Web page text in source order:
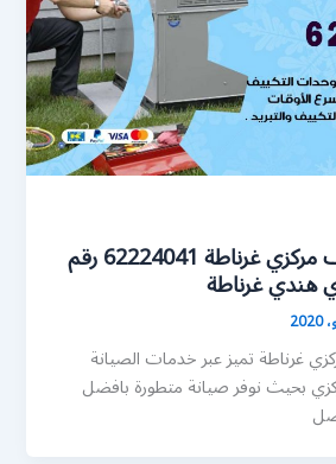
فني صيانة تكييف مركزي غرناطة 62224041 رقم
هندي غرناطة
غرناطة تميز عبر خدمات الصيانة
بحيث نوفر صيانة متطورة بافضل